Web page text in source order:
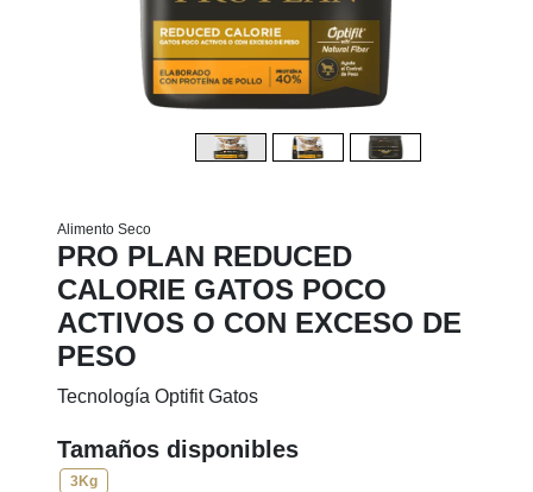
Alimento Seco
PRO PLAN REDUCED
CALORIE GATOS POCO
ACTIVOS O CON EXCESO DE
PESO
Tecnología Optifit Gatos
Tamaños disponibles
3Kg